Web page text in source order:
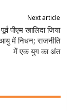
Next article
पीएम खालिदा जिया
में निधन; राजनीति
में एक युग का अंत